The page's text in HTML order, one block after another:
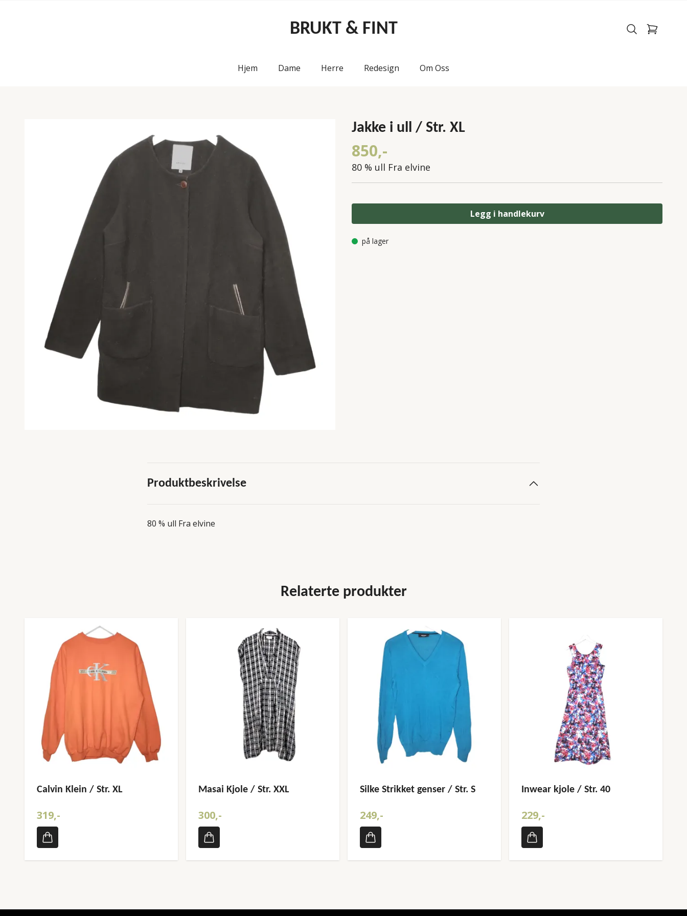
BRUKT & FINT
Hjem Dame Herre Redesign Om Oss
Jakke i ull / Str. XL
850,-
80 % ull Fra elvine
Legg i handlekurv
på lager
Produktbeskrivelse
80 % ull Fra elvine
Relaterte produkter
Calvin Klein / Str. XL
319,-
Masai Kjole / Str. XXL
300,-
Silke Strikket genser / Str. S
249,-
Inwear kjole / Str. 40
229,-